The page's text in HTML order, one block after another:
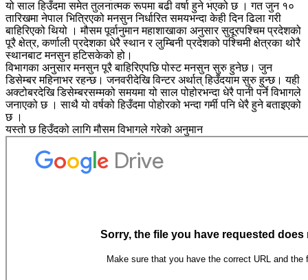
यो साल हिउँदमा समेत तुलनात्मक रूपमा बढी वर्षा हुने भएको छ । गत जुन १०
तारिखमा नेपाल भित्रिएको मनसुन निर्धारित समयभन्दा केही दिन ढिला गरी
बाहिरिएको थियो । मौसम पूर्वानुमान महाशाखाका अनुसार सुदूरपश्चिम प्रदेशको
पूरै क्षेत्र, कर्णाली प्रदेशका धेरै स्थान र लुम्बिनी प्रदेशको पश्चिमी क्षेत्रका थोरै
स्थानबाट मनसुन हटिसकेको हो।
विभागका अनुसार मनसुन पूरै बाहिरिएपछि पोस्ट मनसुन सुरु हुनेछ। जुन
डिसेम्बर महिनाभर रहन्छ। जनवरीदेखि विन्टर अर्थात् हिउँदयाम सुरु हुन्छ। यही
अक्टोबरदेखि डिसेम्बरसम्मको समयमा यो साल पोहोरभन्दा धेरै पानी पर्ने विभागले
जनाएको छ । साथै यो वर्षको हिउँदमा पोहोरको भन्दा गर्मी पनि धेरै हुने बताइएको
छ ।
यस्तो छ हिउँदको लागि मौसम विभागले गरेको अनुमान